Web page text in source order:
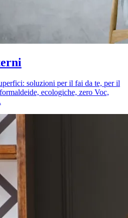
soluzioni per il fai da te, per il
ecologiche, zero Voc,